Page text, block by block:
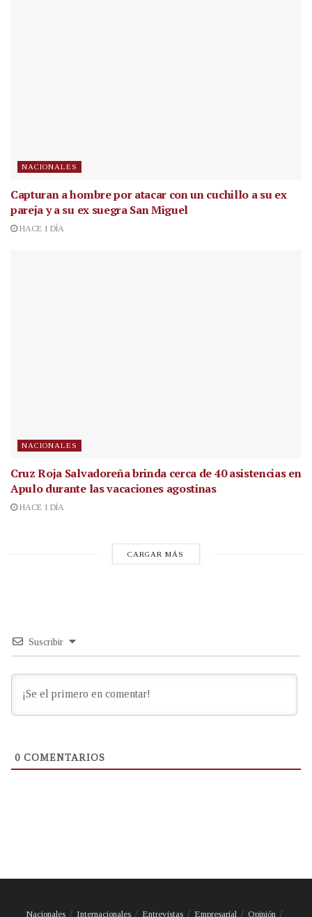
NACIONALES
Capturan a hombre por atacar con un cuchillo a su ex
pareja y a su ex suegra San Miguel
HACE 1 DÍA
NACIONALES
Cruz Roja Salvadoreña brinda cerca de 40 asistencias en
Apulo durante las vacaciones agostinas
HACE 1 DÍA
CARGAR MÁS
Suscribir
0 COMENTARIOS
Nacionales Internacionales Entrevistas Empresarial Opinión